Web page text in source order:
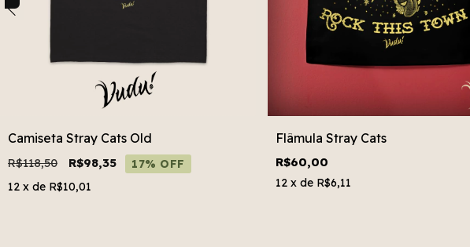
Camiseta Stray Cats Old
R$118,50 R$98,35
17% OFF
12 x de R$10,01
Flâmula Stray Cats
R$60,00
12 x de R$6,11